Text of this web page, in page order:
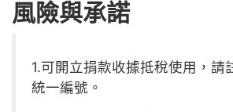
風險與承諾
1.可開立捐款收據抵稅使用，請
統一編號。